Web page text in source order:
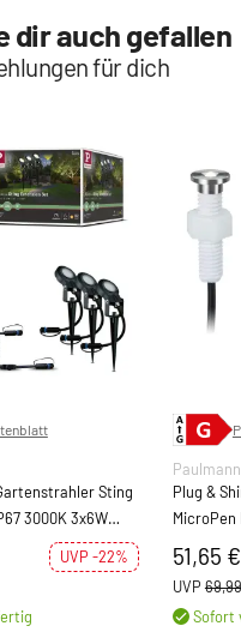
dir auch gefallen
für dich
Sting
3000K 3x6W
UVP -22%
Plug &
MicroPen
5x0,22W
51,65 €
UVP
Sofort